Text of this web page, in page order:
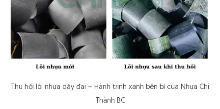
Thu hồi lõi nhựa dây đai – Hành trình xanh bền bỉ của Nhựa Chí
Thành BC